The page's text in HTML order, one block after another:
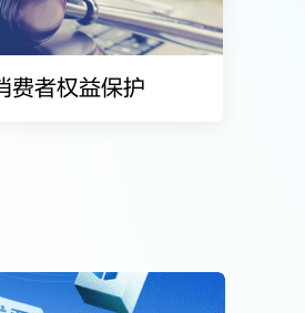
费者权益保护
信息发布
金融知识